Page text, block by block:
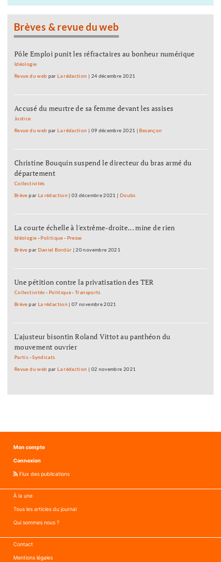
Brèves & revue du web
Pôle Emploi punit les réfractaires au bonheur numérique
Idéologie
Revue du web par La rédaction 24 décembre 2021
Accusé du meurtre de sa femme devant les assises
Justice
Revue du web par La rédaction 09 décembre 2021 Besançon
Christine Bouquin suspend le directeur du bras armé du
département
Collectivités
Brève par La rédaction |03 décembre 2021 Doubs
La courte échelle à l'extrême-droite... mine de rien
Idéologie - Politique - Presse
Brève par Daniel Bordür |20 novembre 2021
Une pétition contre la privatisation des TER
Collectivités - Politique-Transports
Brève par La rédaction |07 novembre 2021
L'ajusteur bisontin Roland Vittot au panthéon du
mouvement ouvrier
Partis -Syndicats
Revue du web par La rédaction 02 novembre 2021
Mon compte
Connexion
Flux des publications
À la une
Tous les articles du journal
Qui sommes nous ?
Contact
Mentions légales